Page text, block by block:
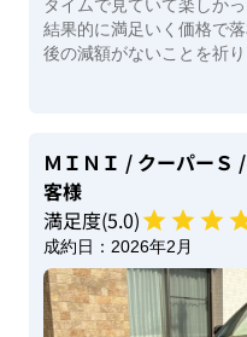
タイムで見ていて楽しかっ
結果的に満足いく価格で
後の減額がないことを祈り
ＭＩＮＩ / クーパーＳ
客様
満足度(5.0)
成約日： 2026年2月